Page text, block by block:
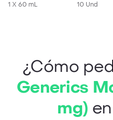
50+ 60 mL
1 X 60 mL
10 Und
¿Cómo
Generics
mg)